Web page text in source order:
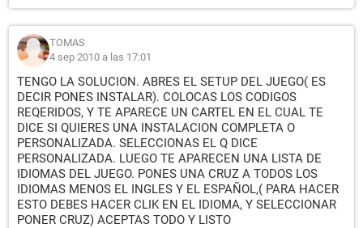
TOMAS
4 sep 2010 a las 17:01
TENGO LA SOLUCION. ABRES EL SETUP DEL JUEGO( ES
DECIR PONES INSTALAR). COLOCAS LOS CODIGOS
REQERIDOS, Y TE APARECE UN CARTEL EN EL CUAL TE
DICE SI QUIERES UNA INSTALACION COMPLETA O
PERSONALIZADA. SELECCIONAS EL Q DICE
PERSONALIZADA. LUEGO TE APARECEN UNA LISTA DE
IDIOMAS DEL JUEGO. PONES UNA CRUZ A TODOS LOS
IDIOMAS MENOS EL INGLES Y EL ESPAÑOL,( PARA HACER
ESTO DEBES HACER CLIK EN EL IDIOMA, Y SELECCIONAR
PONER CRUZ) ACEPTAS TODO Y LISTO